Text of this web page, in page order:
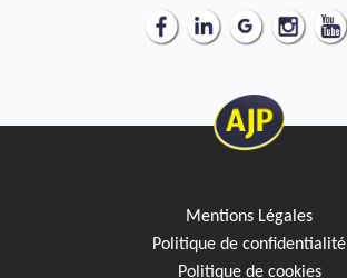
Mentions Légales
Politique de confidentialité
Politique de cookies